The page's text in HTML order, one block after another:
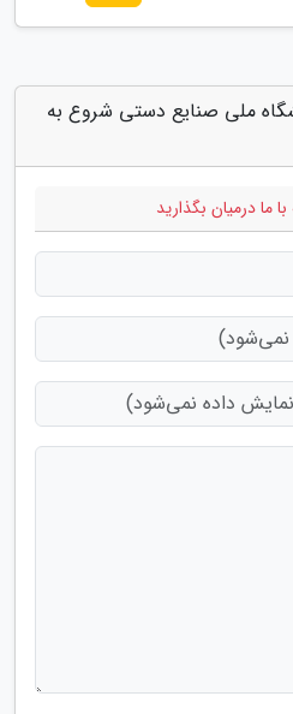
ملی صنایع دستی شروع به
ما درمیان بگذارید